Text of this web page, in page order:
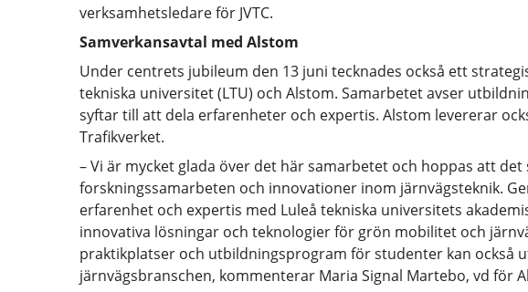
verksamhetsledare för JVTC.
Samverkansavtal med Alstom
Under centrets jubileum den 13 juni tecknades också ett
tekniska universitet (LTU) och Alstom. Samarbetet avser
syftar till att dela erfarenheter och expertis. Alstom levererar
Trafikverket.
– Vi är mycket glada över det här samarbetet och hoppas att
forskningssamarbeten och innovationer inom järnvägsteknik.
erfarenhet och expertis med Luleå tekniska universitets
innovativa lösningar och teknologier för grön mobilitet och
praktikplatser och utbildningsprogram för studenter kan också
järnvägsbranschen, kommenterar Maria Signal Martebo, vd för